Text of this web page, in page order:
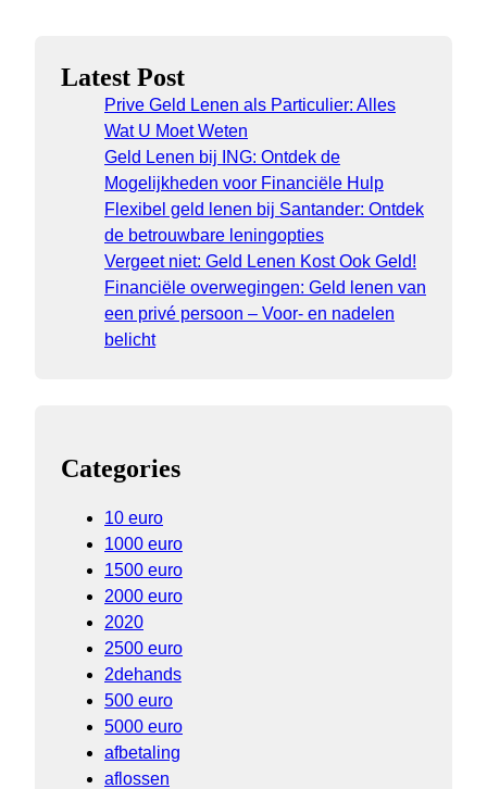
Latest Post
Prive Geld Lenen als Particulier: Alles
Wat U Moet Weten
Geld Lenen bij ING: Ontdek de
Mogelijkheden voor Financiële Hulp
Flexibel geld lenen bij Santander: Ontdek
de betrouwbare leningopties
Vergeet niet: Geld Lenen Kost Ook Geld!
Financiële overwegingen: Geld lenen van
een privé persoon – Voor- en nadelen
belicht
Categories
10 euro
1000 euro
1500 euro
2000 euro
2020
2500 euro
2dehands
500 euro
5000 euro
afbetaling
aflossen